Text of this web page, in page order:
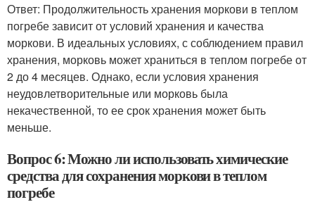
Ответ: Продолжительность хранения моркови в теплом
погребе зависит от условий хранения и качества
моркови. В идеальных условиях, с соблюдением правил
хранения, морковь может храниться в теплом погребе от
2 до 4 месяцев. Однако, если условия хранения
неудовлетворительные или морковь была
некачественной, то ее срок хранения может быть
меньше.
Вопрос 6: Можно ли использовать химические
средства для сохранения моркови в теплом
погребе